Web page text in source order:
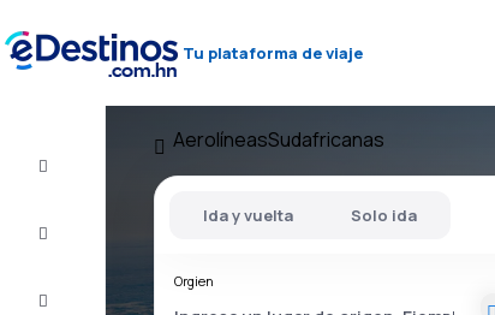
Tu plataforma de viaje
Ofertas
AerolíneasSudafricanas
Ida y vuelta Solo ida
Orgien